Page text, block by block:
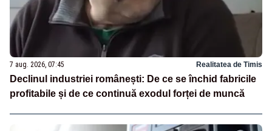
7 aug. 2026, 07:45 Realitatea de Timis
Declinul industriei românești: De ce se închid fabricile
profitabile și de ce continuă exodul forței de muncă